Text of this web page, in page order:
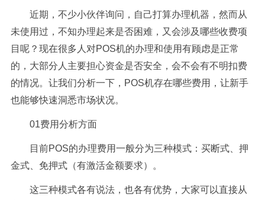
近期，不少小伙伴询问，自己打算办理机器，然而从
未使用过，不知办理起来是否困难，又会涉及哪些收费项
目呢？现在很多人对POS机的办理和使用有顾虑是正常
的，大部分人主要担心资金是否安全，会不会有不明扣费
的情况。让我们分析一下，POS机存在哪些费用，让新手
也能够快速洞悉市场状况。
01费用分析方面
目前POS的办理费用一般分为三种模式：买断式、押
金式、免押式（有激活金额要求）。
这三种模式各有说法，也各有优势，大家可以直接从